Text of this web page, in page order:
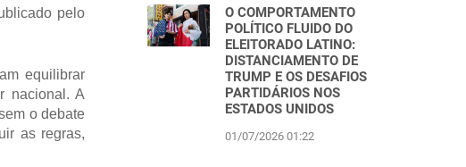
pelo
equilibrar
nacional. A
o debate
as regras,
O COMPORTAMENTO
POLÍTICO FLUIDO DO
ELEITORADO LATINO:
DISTANCIAMENTO DE
TRUMP E OS DESAFIOS
PARTIDÁRIOS NOS
ESTADOS UNIDOS
01/07/2026 01:22